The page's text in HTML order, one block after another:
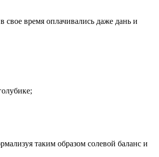
время оплачивались даже дань и
таким образом солевой баланс и